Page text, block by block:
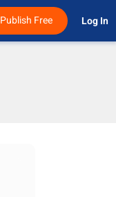
Publish Free Log In